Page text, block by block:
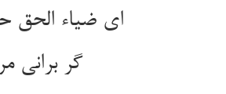
گر برانی مرغ جانش از گزاف ** هم بگرد بام تو آرد طواف